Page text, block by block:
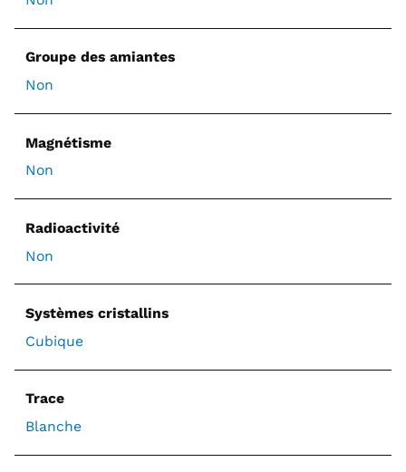
Groupe des amiantes
Non
Magnétisme
Non
Radioactivité
Non
Systèmes cristallins
Cubique
Trace
Blanche